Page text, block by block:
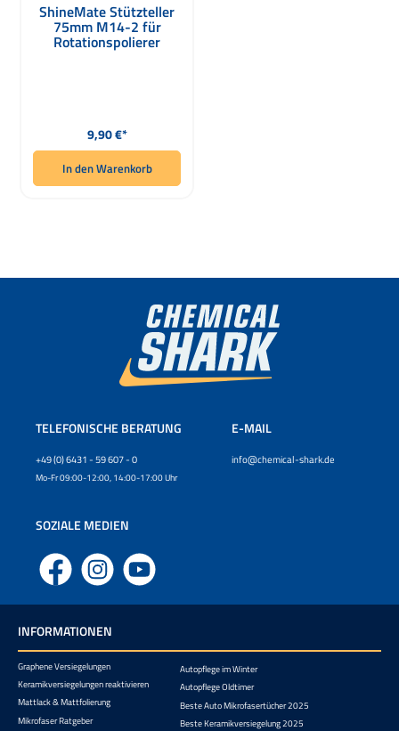
ShineMate Stützteller
75mm M14-2 für
Rotationspolierer
Regulärer Preis:
9,90 €*
In den Warenkorb
TELEFONISCHE BERATUNG
+49 (0) 6431 - 59 607 - 0
Mo-Fr 09:00-12:00, 14:00-17:00 Uhr
E-MAIL
info@chemical-shark.de
SOZIALE MEDIEN
Facebook Instagram YouTube
INFORMATIONEN
Graphene Versiegelungen
Keramikversiegelungen reaktivieren
Mattlack & Mattfolierung
Mikrofaser Ratgeber
Autopflege im Winter
Autopflege Oldtimer
Beste Auto Mikrofasertücher 2025
Beste Keramikversiegelung 2025